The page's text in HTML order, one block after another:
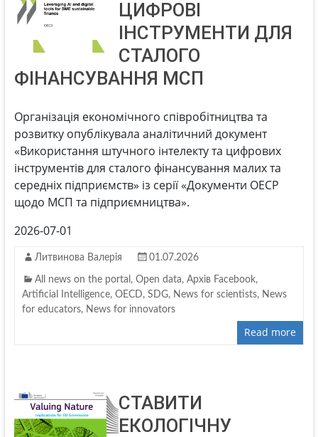
ЦИФРОВІ
ІНСТРУМЕНТИ ДЛЯ
СТАЛОГО
ФІНАНСУВАННЯ МСП
Організація економічного співробітництва та
розвитку опублікувала аналітичний документ
«Використання штучного інтелекту та цифрових
інструментів для сталого фінансування малих та
середніх підприємств» із серії «Документи ОЕСР
щодо МСП та підприємництва».
2026-07-01
Литвинова Валерія 01.07.2026
All news on the portal , Open data, Архів Facebook,
Artificial Intelligence, OECD, SDG, News for scientists, News
for educators, News for innovators
Read more
СТАВИТИ
ЕКОЛОГІЧНУ